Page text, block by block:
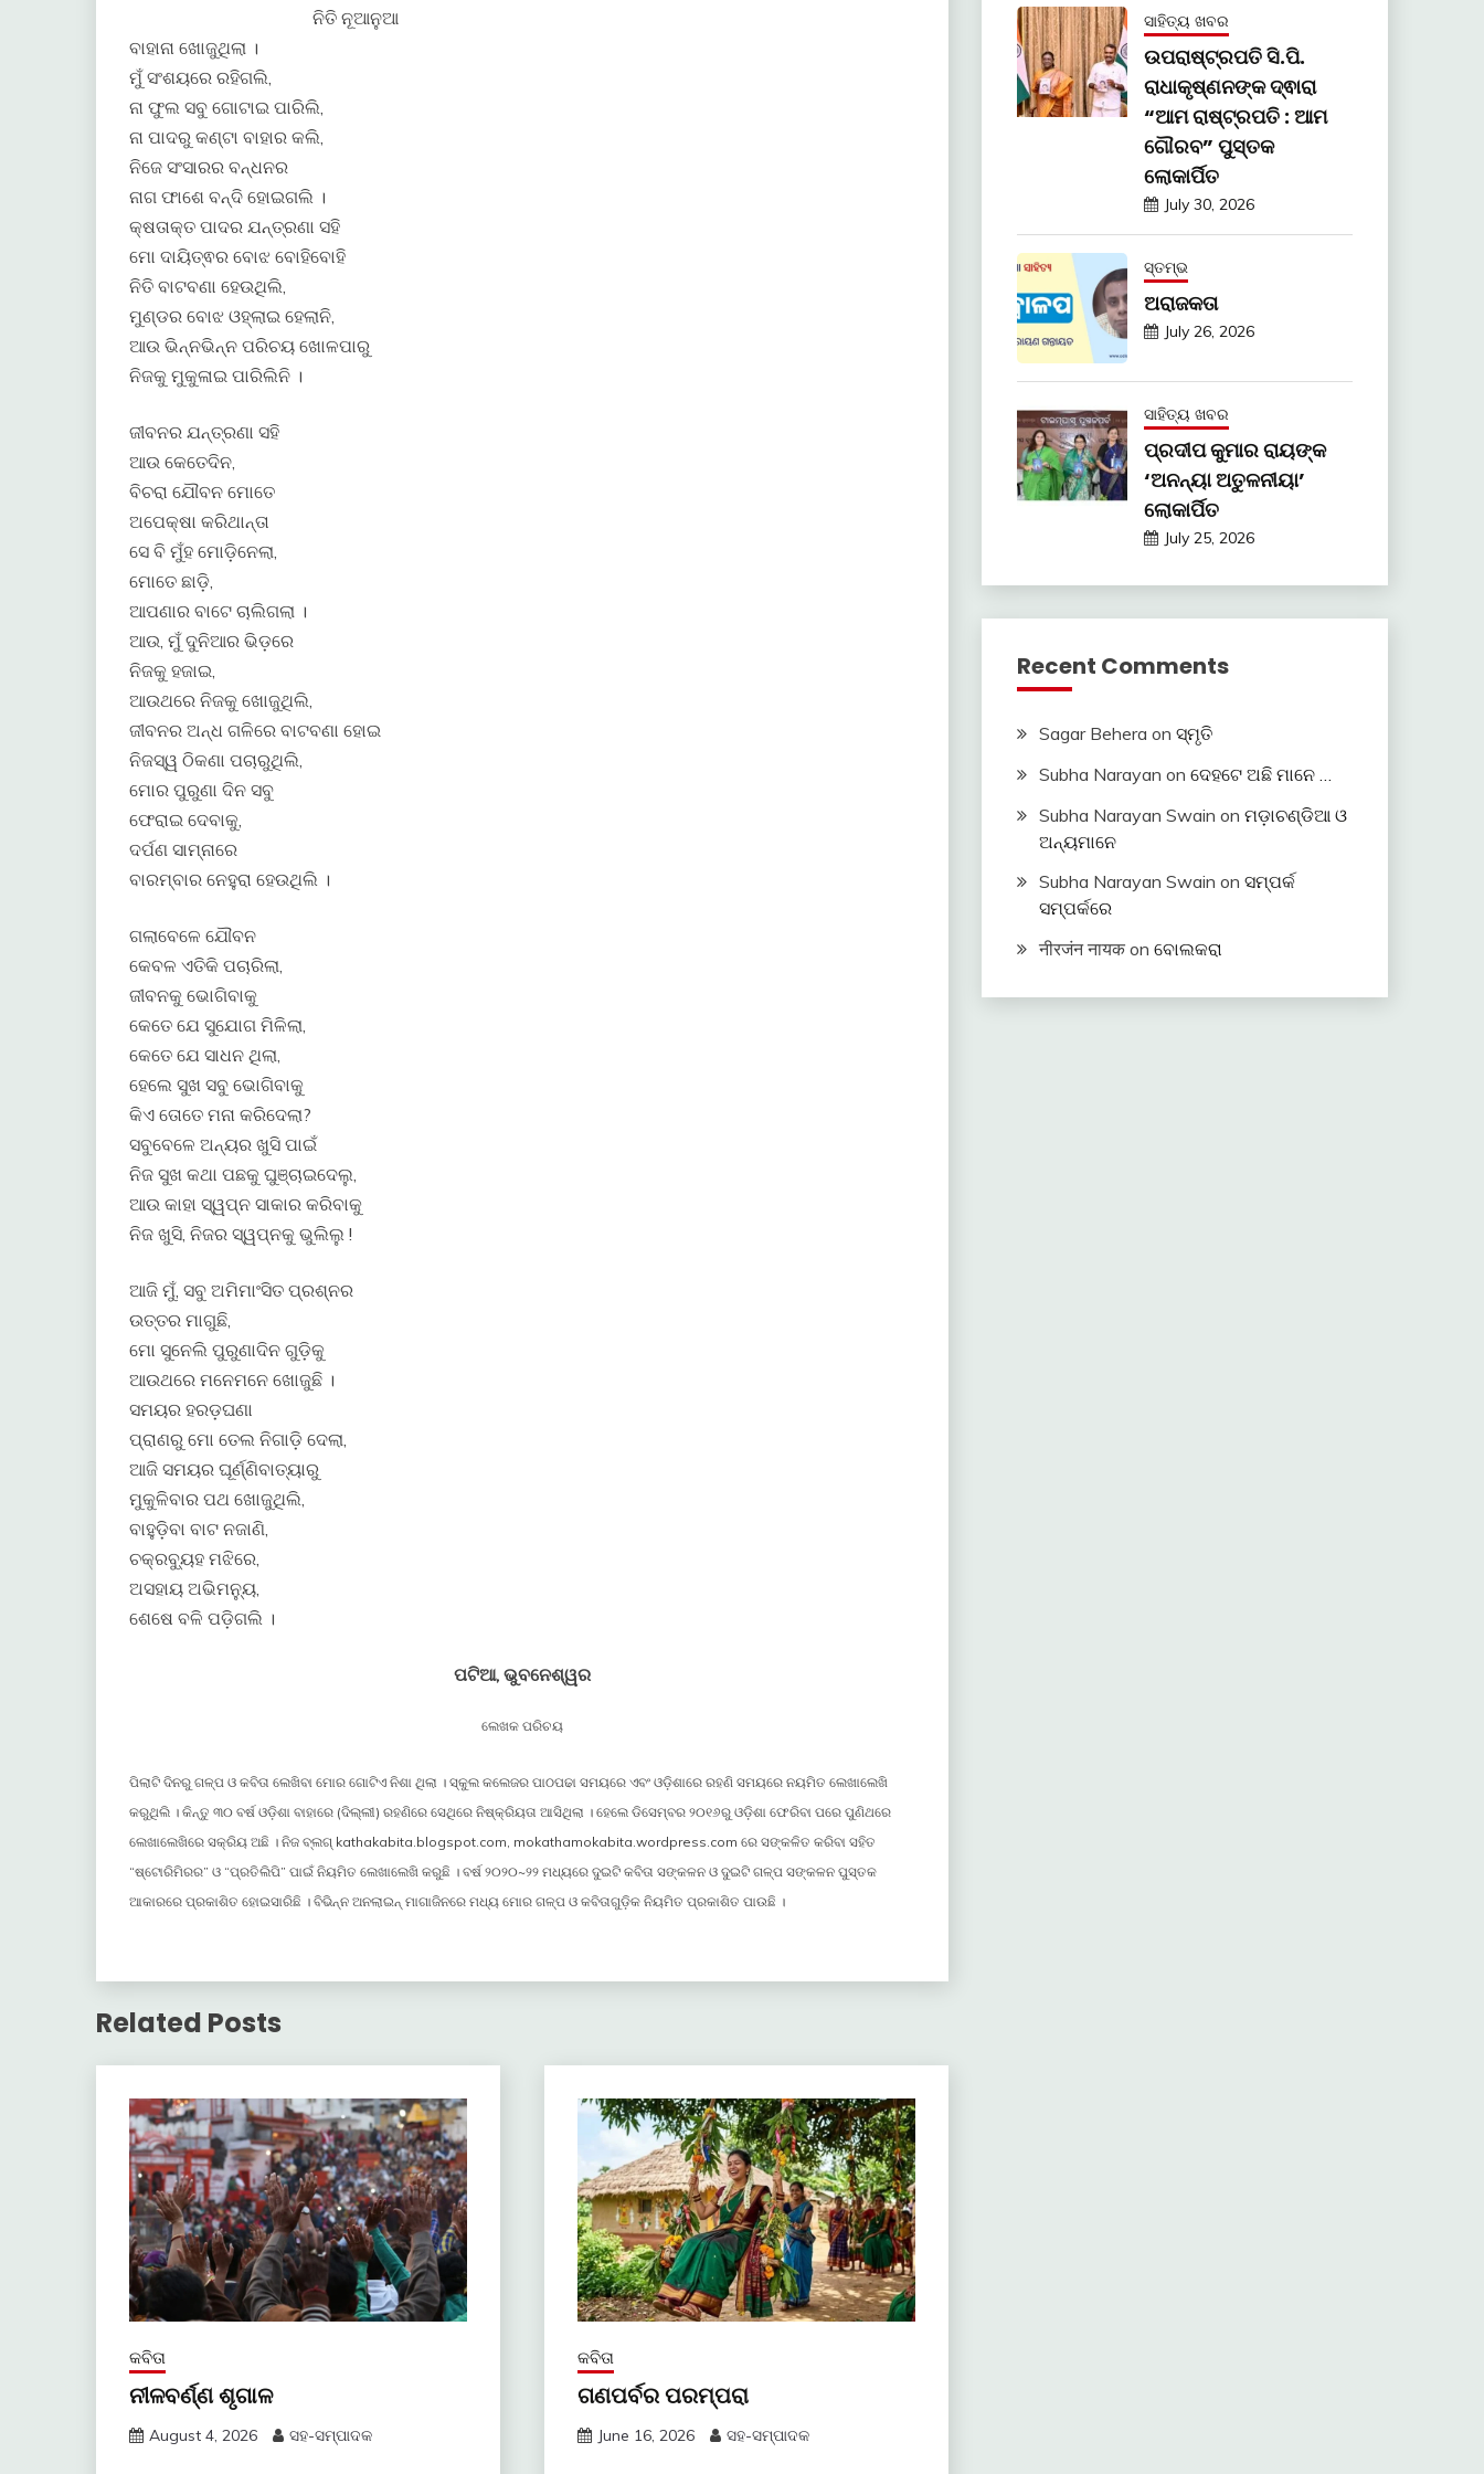
ନିତି ନୂଆନୁଆ
ବାହାନା ଖୋଜୁଥିଲା ।
ମୁଁ ସଂଶୟରେ ରହିଗଲି,
ନା ଫୁଲ ସବୁ ଗୋଟାଇ ପାରିଲି,
ନା ପାଦରୁ କଣ୍ଟା ବାହାର କଲି,
ନିଜେ ସଂସାରର ବନ୍ଧନର
ନାଗ ଫାଶେ ବନ୍ଦି ହୋଇଗଲି ।
କ୍ଷତାକ୍ତ ପାଦର ଯନ୍ତ୍ରଣା ସହି
ମୋ ଦାୟିତ୍ଵର ବୋଝ ବୋହିବୋହି
ନିତି ବାଟବଣା ହେଉଥିଲି,
ମୁଣ୍ଡର ବୋଝ ଓହ୍ଲାଇ ହେଲାନି,
ଆଉ ଭିନ୍ନଭିନ୍ନ ପରିଚୟ ଖୋଳପାରୁ
ନିଜକୁ ମୁକୁଳାଇ ପାରିଲିନି ।
ଜୀବନର ଯନ୍ତ୍ରଣା ସହି
ଆଉ କେତେଦିନ,
ବିଚରା ଯୌବନ ମୋତେ
ଅପେକ୍ଷା କରିଥାନ୍ତା
ସେ ବି ମୁଁହ ମୋଡ଼ିନେଲା,
ମୋତେ ଛାଡ଼ି,
ଆପଣାର ବାଟେ ଚାଲିଗଲା ।
ଆଉ, ମୁଁ ଦୁନିଆର ଭିଡ଼ରେ
ନିଜକୁ ହଜାଇ,
ଆଉଥରେ ନିଜକୁ ଖୋଜୁଥିଲି,
ଜୀବନର ଅନ୍ଧ ଗଳିରେ ବାଟବଣା ହୋଇ
ନିଜସ୍ୱ ଠିକଣା ପଚାରୁଥିଲି,
ମୋର ପୁରୁଣା ଦିନ ସବୁ
ଫେରାଇ ଦେବାକୁ,
ଦର୍ପଣ ସାମ୍ନାରେ
ବାରମ୍ବାର ନେହୁରା ହେଉଥିଲି ।
ଗଲାବେଳେ ଯୌବନ
କେବଳ ଏତିକି ପଚାରିଲା,
ଜୀବନକୁ ଭୋଗିବାକୁ
କେତେ ଯେ ସୁଯୋଗ ମିଳିଲା,
କେତେ ଯେ ସାଧନ ଥିଲା,
ହେଲେ ସୁଖ ସବୁ ଭୋଗିବାକୁ
କିଏ ତୋତେ ମନା କରିଦେଲା?
ସବୁବେଳେ ଅନ୍ୟର ଖୁସି ପାଇଁ
ନିଜ ସୁଖ କଥା ପଛକୁ ଘୁଞ୍ଚାଇଦେଲୁ,
ଆଉ କାହା ସ୍ୱପ୍ନ ସାକାର କରିବାକୁ
ନିଜ ଖୁସି, ନିଜର ସ୍ୱପ୍ନକୁ ଭୁଲିଲୁ !
ଆଜି ମୁଁ, ସବୁ ଅମିମାଂସିତ ପ୍ରଶ୍ନର
ଉତ୍ତର ମାଗୁଛି,
ମୋ ସୁନେଲି ପୁରୁଣାଦିନ ଗୁଡ଼ିକୁ
ଆଉଥରେ ମନେମନେ ଖୋଜୁଛି ।
ସମୟର ହରଡ଼ଘଣା
ପ୍ରାଣରୁ ମୋ ତେଲ ନିଗାଡ଼ି ଦେଲା,
ଆଜି ସମୟର ଘୂର୍ଣ୍ଣିବାତ୍ୟାରୁ
ମୁକୁଳିବାର ପଥ ଖୋଜୁଥିଲି,
ବାହୁଡ଼ିବା ବାଟ ନଜାଣି,
ଚକ୍ରବ୍ୟୁହ ମଝିରେ,
ଅସହାୟ ଅଭିମନ୍ୟୁ,
ଶେଷେ ବଳି ପଡ଼ିଗଲି ।
ପଟିଆ, ଭୁବନେଶ୍ୱର
ଲେଖକ ପରିଚୟ
ପିଲାଟି ଦିନରୁ ଗଳ୍ପ ଓ କବିତା ଲେଖିବା ମୋର ଗୋଟିଏ ନିଶା ଥିଲା । ସ୍କୁଲ କଲେଜର ପାଠପଢା ସମୟରେ ଏବଂ ଓଡ଼ିଶାରେ ରହଣି ସମୟରେ ନୟମିତ ଲେଖାଲେଖି
କରୁଥିଲି । କିନ୍ତୁ ୩୦ ବର୍ଷ ଓଡ଼ିଶା ବାହାରେ (ଦିଲ୍ଲୀ) ରହଣିରେ ସେଥିରେ ନିଷ୍କ୍ରିୟତା ଆସିଥିଲା । ହେଲେ ଡିସେମ୍ବର ୨୦୧୬ରୁ ଓଡ଼ିଶା ଫେରିବା ପରେ ପୁଣିଥରେ
ଲେଖାଲେଖିରେ ସକ୍ରିୟ ଅଛି । ନିଜ ବ୍ଲଗ୍ kathakabita.blogspot.com, mokathamokabita.wordpress.com ରେ ସଙ୍କଳିତ କରିବା ସହିତ
“ଷ୍ଟୋରିମିରର” ଓ “ପ୍ରତିଲିପି” ପାଇଁ ନିୟମିତ ଲେଖାଲେଖି କରୁଛି । ବର୍ଷ ୨୦୨୦~୨୨ ମଧ୍ୟରେ ଦୁଇଟି କବିତା ସଙ୍କଳନ ଓ ଦୁଇଟି ଗଳ୍ପ ସଙ୍କଳନ ପୁସ୍ତକ
ଆକାରରେ ପ୍ରକାଶିତ ହୋଇସାରିଛି । ବିଭିନ୍ନ ଅନଲାଇନ୍ ମାଗାଜିନରେ ମଧ୍ୟ ମୋର ଗଳ୍ପ ଓ କବିତାଗୁଡ଼ିକ ନିୟମିତ ପ୍ରକାଶିତ ପାଉଛି ।
Related Posts
କବିତା
ନୀଳବର୍ଣ୍ଣ ଶୃଗାଳ
August 4, 2026 ସହ-ସମ୍ପାଦକ
କବିତା
ଗଣପର୍ବର ପରମ୍ପରା
June 16, 2026 ସହ-ସମ୍ପାଦକ
ସାହିତ୍ୟ ଖବର
ଉପରାଷ୍ଟ୍ରପତି ସି.ପି.
ରାଧାକୃଷ୍ଣନଙ୍କ ଦ୍ଵାରା
“ଆମ ରାଷ୍ଟ୍ରପତି : ଆମ
ଗୌରବ” ପୁସ୍ତକ
ଲୋକାର୍ପିତ
July 30, 2026
ସ୍ତମ୍ଭ
ଅରାଜକତା
July 26, 2026
ସାହିତ୍ୟ ଖବର
ପ୍ରଦୀପ କୁମାର ରାୟଙ୍କ
‘ଅନନ୍ୟା ଅତୁଳନୀୟା’
ଲୋକାର୍ପିତ
July 25, 2026
Recent Comments
Sagar Behera on ସ୍ମୃତି
Subha Narayan on ଦେହଟେ ଅଛି ମାନେ …
Subha Narayan Swain on ମଡ଼ାଚଣ୍ଡିଆ ଓ
ଅନ୍ୟମାନେ
Subha Narayan Swain on ସମ୍ପର୍କ
ସମ୍ପର୍କରେ
नीरजंन नायकon ବୋଲକରା